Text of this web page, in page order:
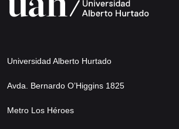
Universidad Alberto Hurtado
Avda. Bernardo O’Higgins 1825
Metro Los Héroes